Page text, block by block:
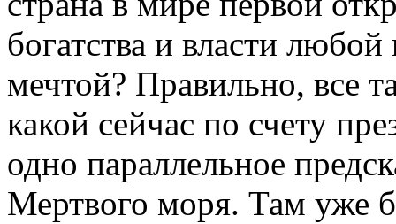
богатства и власти
мечтой? Правильно, все
какой сейчас по счету
одно параллельное
Мертвого моря. Там уже